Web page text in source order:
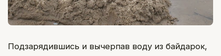
Подзарядившись и вычерпав воду из байдарок,